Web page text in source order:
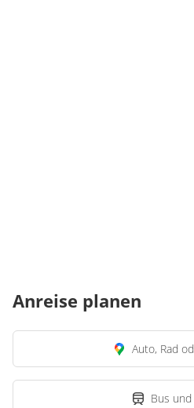
Anreise planen
Auto, Rad
Bus und